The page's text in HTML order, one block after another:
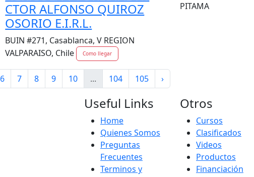
CTOR ALFONSO QUIROZ
OSORIO E.I.R.L.
BUIN #271, Casablanca, V REGION
VALPARAISO, Chile
Como llegar
6 7 8 9 10 ... 104 105 ›
Useful Links
Home
Quienes Somos
Preguntas
Frecuentes
Terminos y
Otros
Cursos
Clasificados
Videos
Productos
Financiación